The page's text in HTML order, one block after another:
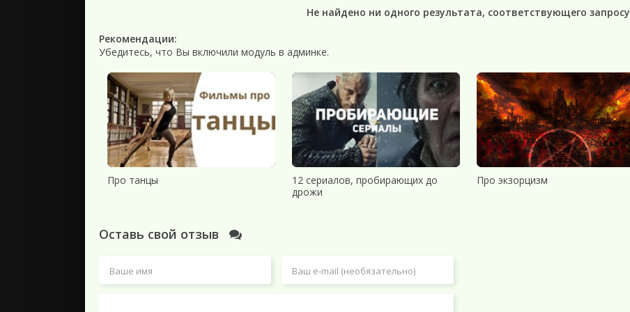
Не найдено ни одного результата, соответствующего запросу
Рекомендации:
Убедитесь, что Вы включили модуль в админке.
Про танцы
12 сериалов, пробирающих до
дрожи
Про экзорцизм
Оставь свой отзыв